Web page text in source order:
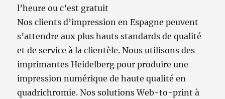
l’heure ou c’est gratuit
Nos clients d’impression en Espagne peuvent
s’attendre aux plus hauts standards de qualité
et de service à la clientèle. Nous utilisons des
imprimantes Heidelberg pour produire une
impression numérique de haute qualité en
quadrichromie. Nos solutions Web-to-print à